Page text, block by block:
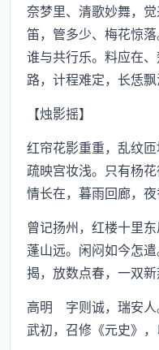
奈梦里、清歌妙舞，
笛，管多少、梅花惊
谁与共行乐。料应在
路，计程难定，长恁飘
【烛影摇】
红帘花影重重，乱纹
疏映宫妆浅。只有杨
情长在，暮雨回廊，夜
曾记扬州，红楼十里
蓬山远。闲闷如今怎
揭，放数点春，一双新
高明 字则诚，瑞安人
武初，召修《元史》，